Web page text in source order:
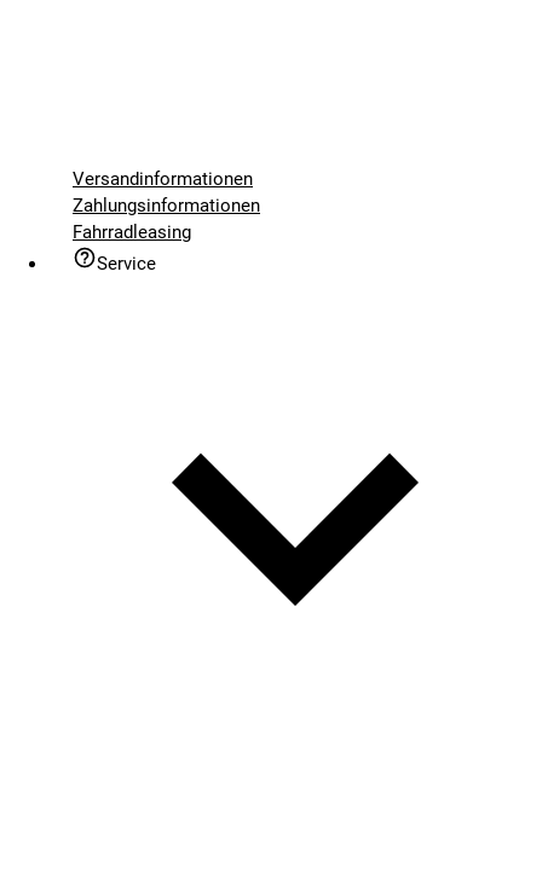
Versandinformationen
Zahlungsinformationen
Fahrradleasing
Service